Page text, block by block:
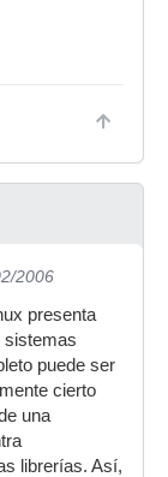
2006
presenta
sistemas
puede ser
cierto
una
librerías. Así,